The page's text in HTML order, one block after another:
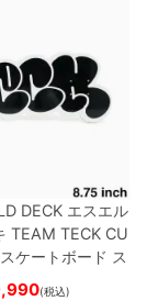
DECK エスエル
TEAM TECK CU
スケートボード ス
(税込)